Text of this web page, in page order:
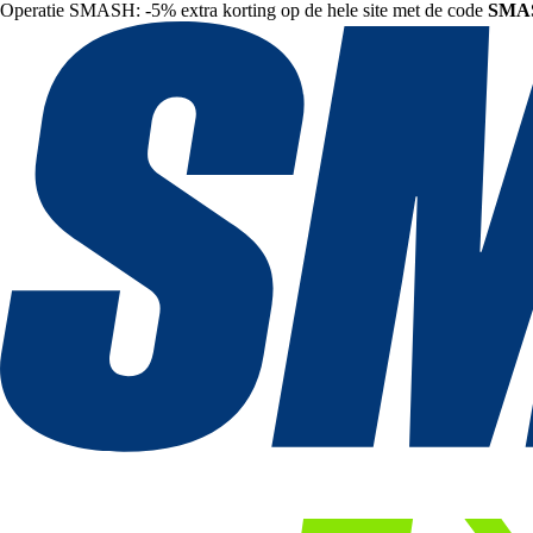
Operatie SMASH: -5% extra korting op de hele site met de code